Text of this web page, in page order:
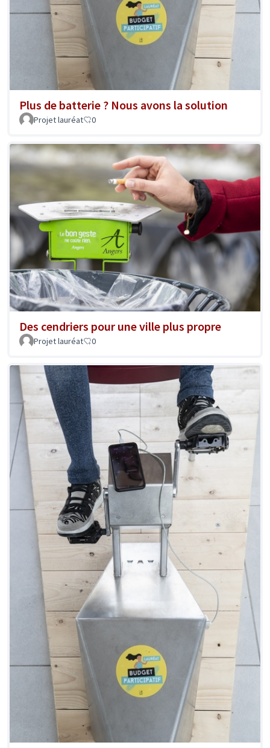
Plus de batterie ? Nous avons la solution
Projet lauréat 0
Des cendriers pour une ville plus propre
Projet lauréat 0